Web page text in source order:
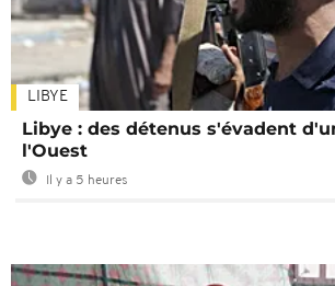
LIBYE
Libye : des détenus s'évadent
l'Ouest
Il y a 5 heures